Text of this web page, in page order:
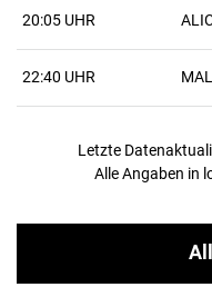
20:05 UHR
22:40 UHR
Letzte
Alle Angaben in